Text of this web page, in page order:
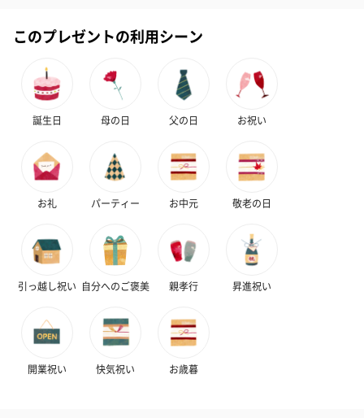
このプレゼントの利用シーン
誕生日 母の日 父の日 お祝い
お礼 パーティー お中元 敬老の日
引っ越し祝い 自分へのご褒美 親孝行 昇進祝い
開業祝い 快気祝い お歳暮